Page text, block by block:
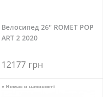
Велосипед 26" ROMET POP
ART 2 2020
12177 грн
● Немає в наявності